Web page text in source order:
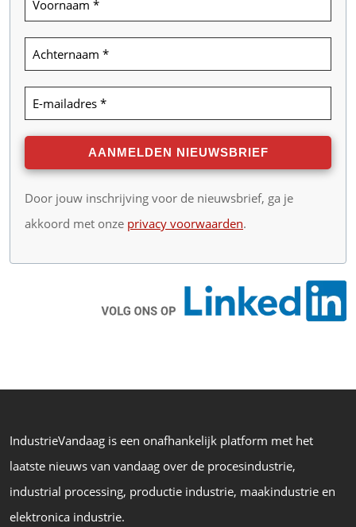
Door jouw inschrijving voor de nieuwsbrief, ga je
akkoord met onze privacy voorwaarden.
IndustrieVandaag is een onafhankelijk platform met het
laatste nieuws van vandaag over de procesindustrie,
industrial processing, productie industrie, maakindustrie en
elektronica industrie.